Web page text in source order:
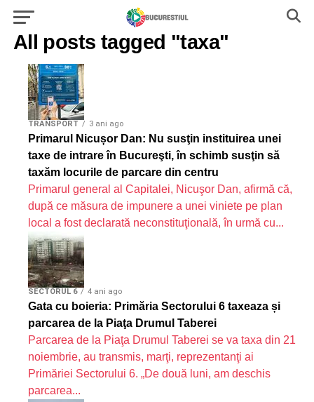
All posts tagged "taxa"
TRANSPORT 3 ani ago
Primarul Nicușor Dan: Nu susţin instituirea unei
taxe de intrare în Bucureşti, în schimb susţin să
taxăm locurile de parcare din centru
Primarul general al Capitalei, Nicuşor Dan, afirmă că,
după ce măsura de impunere a unei viniete pe plan
local a fost declarată neconstituţională, în urmă cu...
SECTORUL 6 4 ani ago
Gata cu boieria: Primăria Sectorului 6 taxeaza și
parcarea de la Piaţa Drumul Taberei
Parcarea de la Piaţa Drumul Taberei se va taxa din 21
noiembrie, au transmis, marţi, reprezentanţi ai
Primăriei Sectorului 6. „De două luni, am deschis
parcarea...